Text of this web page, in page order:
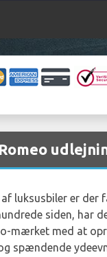
af luksusbiler er der
siden, har
mærket med at
spændende